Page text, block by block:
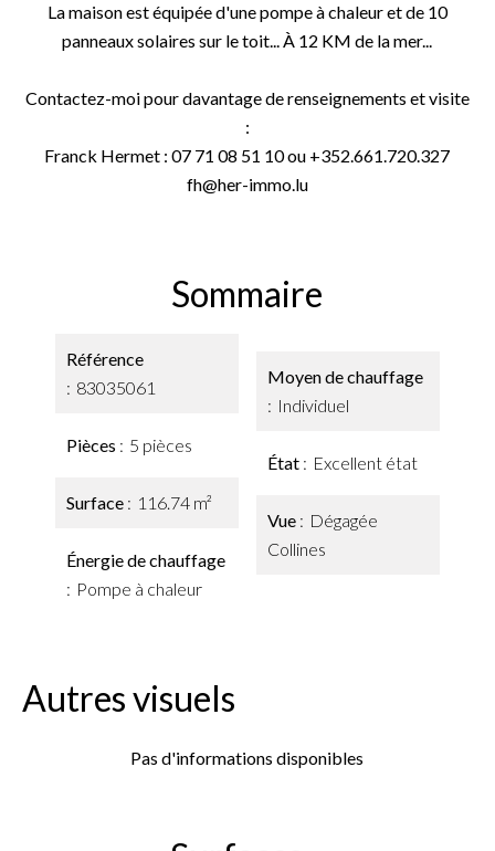
La maison est équipée d'une pompe à chaleur et de 10
panneaux solaires sur le toit... À 12 KM de la mer...
Contactez-moi pour davantage de renseignements et visite
:
Franck Hermet : 07 71 08 51 10 ou +352.661.720.327
fh@her-immo.lu
Sommaire
Référence
83035061
Pièces 5 pièces
Surface 116.74 m²
Énergie de chauffage
Pompe à chaleur
Moyen de chauffage
Individuel
État Excellent état
Vue
Dégagée
Collines
Autres visuels
Pas d'informations disponibles